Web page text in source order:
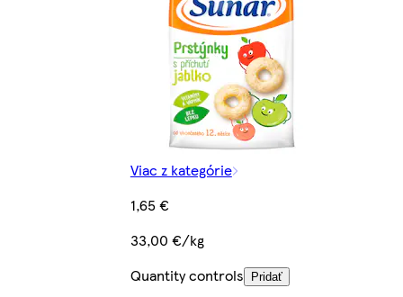
Viac z kategórie
1,65 €
33,00 €/kg
Quantity controls
Pridať